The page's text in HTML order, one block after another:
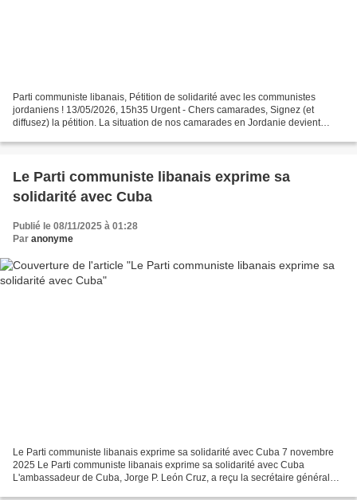
Parti communiste libanais, Pétition de solidarité avec les communistes
jordaniens ! 13/05/2026, 15h35 Urgent - Chers camarades, Signez (et
diffusez) la pétition. La situation de nos camarades en Jordanie devient
Le Parti communiste libanais exprime sa
solidarité avec Cuba
Publié le 08/11/2025 à 01:28
Par anonyme
Le Parti communiste libanais exprime sa solidarité avec Cuba 7 novembre
2025 Le Parti communiste libanais exprime sa solidarité avec Cuba
L'ambassadeur de Cuba, Jorge P. León Cruz, a reçu la secrétaire générale